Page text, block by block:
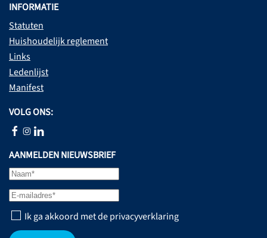
INFORMATIE
Statuten
Huishoudelijk reglement
Links
Ledenlijst
Manifest
VOLG ONS:
AANMELDEN NIEUWSBRIEF
Ik ga akkoord met de privacyverklaring